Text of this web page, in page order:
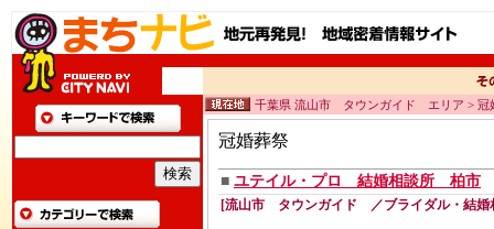
千葉県 流山市 タウンガイド エリア > 冠
冠婚葬祭
■ ユテイル・プロ 結婚相談所 柏市
[流山市 タウンガイド ／ブライダル・結婚